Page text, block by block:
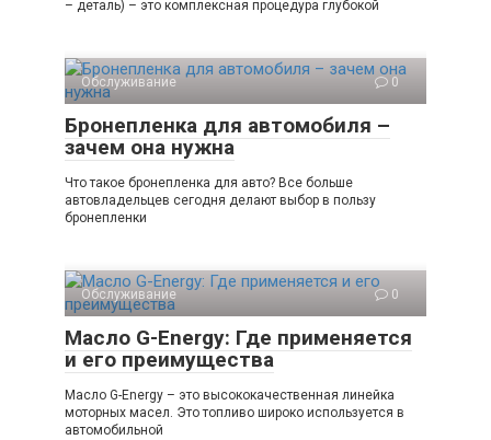
– деталь) – это комплексная процедура глубокой
Обслуживание 0
Бронепленка для автомобиля –
зачем она нужна
Что такое бронепленка для авто? Все больше
автовладельцев сегодня делают выбор в пользу
бронепленки
Обслуживание 0
Масло G-Energy: Где применяется
и его преимущества
Масло G-Energy – это высококачественная линейка
моторных масел. Это топливо широко используется в
автомобильной